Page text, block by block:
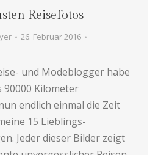
Reisefotos
26. Februar 2016
und Modeblogger habe
90000 Kilometer
endlich einmal die Zeit
15 Lieblings-
Jeder dieser Bilder zeigt